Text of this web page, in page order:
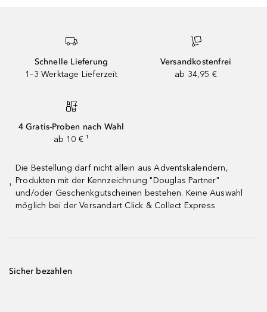
Schnelle Lieferung
1–3 Werktage Lieferzeit
Versandkostenfrei
ab 34,95 €
4 Gratis-Proben nach Wahl
ab 10 € ¹
¹
Die Bestellung darf nicht allein aus Adventskalendern,
Produkten mit der Kennzeichnung "Douglas Partner"
und/oder Geschenkgutscheinen bestehen. Keine Auswahl
möglich bei der Versandart Click & Collect Express
Sicher bezahlen